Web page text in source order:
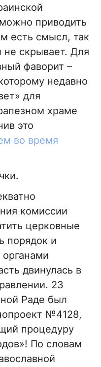
приводить
есть смысл, так
не скрывает. Для
фаворит –
недавно
для
храме
это
во время
комиссии
церковные
порядок и
двинулась в
23
Раде был
№4128,
процедуру
По словам